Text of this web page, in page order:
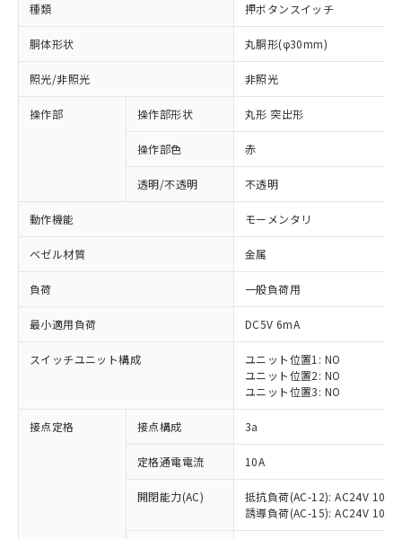
種類 押ボタンスイッチ
胴体形状 丸胴形(φ30mm)
照光/非照光 非照光
操作部 操作部形状 丸形 突出形
操作部色 赤
透明/不透明 不透明
動作機能 モーメンタリ
ベゼル材質 金属
負荷 一般負荷用
最小適用負荷 DC5V 6mA
スイッチユニット構成
ユニット位置1: NO
ユニット位置2: NO
ユニット位置3: NO
接点定格 接点構成 3a
定格通電電流 10A
開閉能力(AC)
抵抗負荷(AC-12): AC24V 10A/
誘導負荷(AC-15): AC24V
※1 対応状況
対応済み：EU RoHS指令（10物質）の
非含有に対応した製品が提供可能な商品で
対応予定：EU RoHS指令（10物質）の非含